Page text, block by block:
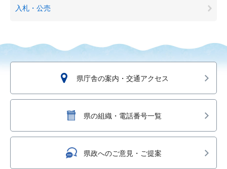
入札・公売
県庁舎の案内・交通アクセス
県の組織・電話番号一覧
県政へのご意見・ご提案